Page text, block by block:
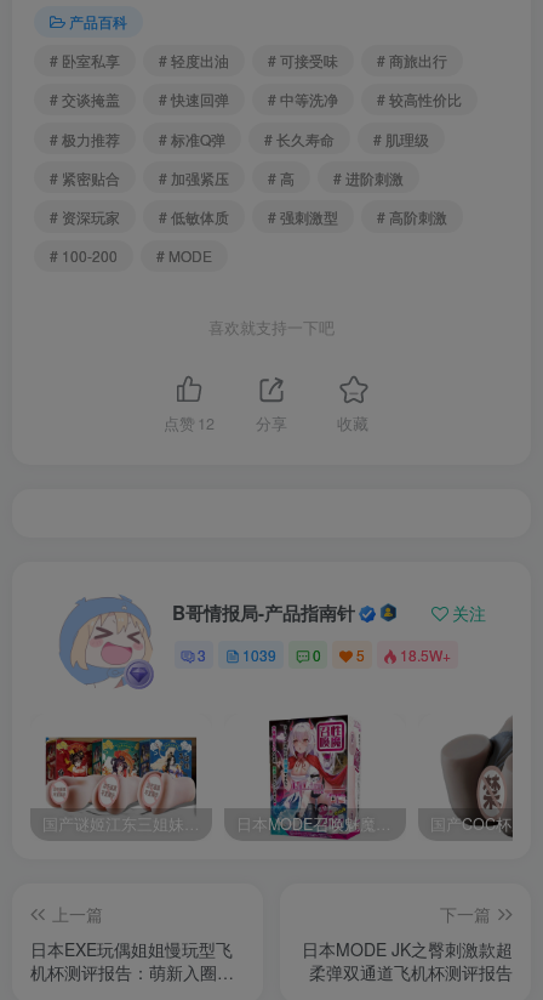
产品百科
# 卧室私享
# 轻度出油 # 可接受味
# 商旅出行
# 交谈掩盖
# 快速回弹 # 中等洗净
# 较高性价比
# 极力推荐
# 标准Q弹 # 长久寿命
# 肌理级
# 紧密贴合
# 加强紧压 # 高
# 进阶刺激
# 资深玩家
# 低敏体质 # 强刺激型
# 高阶刺激
# 100-200
# MODE
喜欢就支持一下吧
点赞 12 分享 收藏
B哥情报局-产品指南针 关注
3 1039 0 5 18.5W+
国产谜姬江东三姐妹国潮飞机杯低中高刺激度全覆盖飞机杯测评报告 日本MODE召唤魅魔飞机杯高刺激榨汁姬名器倒模自慰器使用体验及测评报告
上一篇
日本EXE玩偶姐姐慢玩型飞
机杯测评报告：萌新入圈首
下一篇
日本MODE JK之臀刺激款超
柔弹双通道飞机杯测评报告